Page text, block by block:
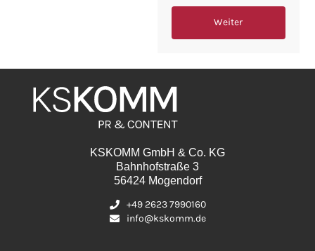
Weiter
KSKOMM GmbH & Co. KG
Bahnhofstraße 3
56424 Mogendorf
+49 2623 7990160
info@kskomm.de